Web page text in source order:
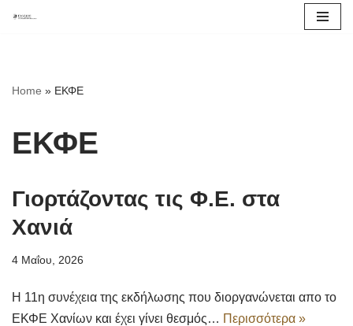
περιεχόμενο
Home » ΕΚΦΕ
ΕΚΦΕ
Γιορτάζοντας τις Φ.Ε. στα
Χανιά
4 Μαΐου, 2026
Η 11η συνέχεια της εκδήλωσης που διοργανώνεται απο το
ΕΚΦΕ Χανίων και έχει γίνει θεσμός… Περισσότερα »